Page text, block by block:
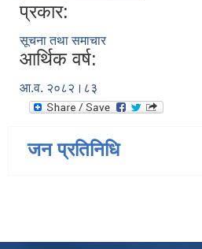
प्रकार:
सूचना तथा समाचार
आर्थिक वर्ष:
आ.व. २०८२।८३
जन प्रतिनिधि